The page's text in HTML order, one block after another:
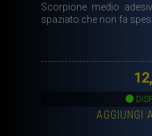
Scorpione medio
spaziato che non fa
AGGIUNGI